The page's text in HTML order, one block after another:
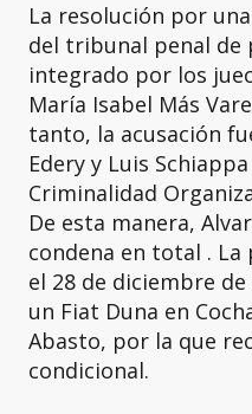
La resolución por
del tribunal penal de
integrado por los
María Isabel Más
tanto, la acusación
Edery y Luis
Criminalidad
De esta manera,
condena en total .
el 28 de diciembre
un Fiat Duna en
Abasto, por la que
condicional.